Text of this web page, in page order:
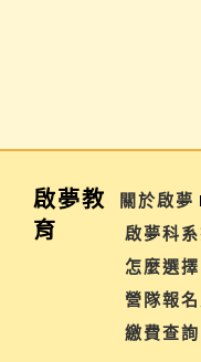
啟夢教
育
關於啟夢
啟夢科
怎麼選
營隊報名
繳費查詢